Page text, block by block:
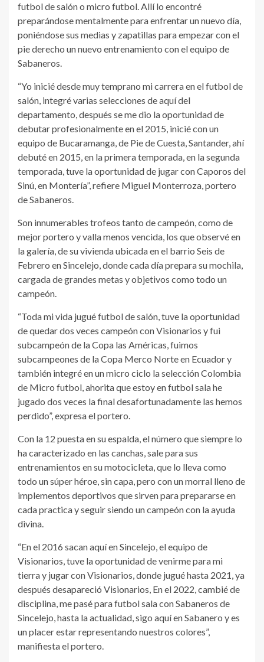
futbol de salón o micro futbol. Allí lo encontré
preparándose mentalmente para enfrentar un nuevo día,
poniéndose sus medias y zapatillas para empezar con el
pie derecho un nuevo entrenamiento con el equipo de
Sabaneros.
“Yo inicié desde muy temprano mi carrera en el futbol de
salón, integré varias selecciones de aquí del
departamento, después se me dio la oportunidad de
debutar profesionalmente en el 2015, inicié con un
equipo de Bucaramanga, de Pie de Cuesta, Santander, ahí
debuté en 2015, en la primera temporada, en la segunda
temporada, tuve la oportunidad de jugar con Caporos del
Sinú, en Montería”, refiere Miguel Monterroza, portero
de Sabaneros.
Son innumerables trofeos tanto de campeón, como de
mejor portero y valla menos vencida, los que observé en
la galería, de su vivienda ubicada en el barrio Seis de
Febrero en Sincelejo, donde cada día prepara su mochila,
cargada de grandes metas y objetivos como todo un
campeón.
“Toda mi vida jugué futbol de salón, tuve la oportunidad
de quedar dos veces campeón con Visionarios y fui
subcampeón de la Copa las Américas, fuimos
subcampeones de la Copa Merco Norte en Ecuador y
también integré en un micro ciclo la selección Colombia
de Micro futbol, ahorita que estoy en futbol sala he
jugado dos veces la final desafortunadamente las hemos
perdido”, expresa el portero.
Con la 12 puesta en su espalda, el número que siempre lo
ha caracterizado en las canchas, sale para sus
entrenamientos en su motocicleta, que lo lleva como
todo un súper héroe, sin capa, pero con un morral lleno de
implementos deportivos que sirven para prepararse en
cada practica y seguir siendo un campeón con la ayuda
divina.
“En el 2016 sacan aquí en Sincelejo, el equipo de
Visionarios, tuve la oportunidad de venirme para mi
tierra y jugar con Visionarios, donde jugué hasta 2021, ya
después desapareció Visionarios, En el 2022, cambié de
disciplina, me pasé para futbol sala con Sabaneros de
Sincelejo, hasta la actualidad, sigo aquí en Sabanero y es
un placer estar representando nuestros colores”,
manifiesta el portero.